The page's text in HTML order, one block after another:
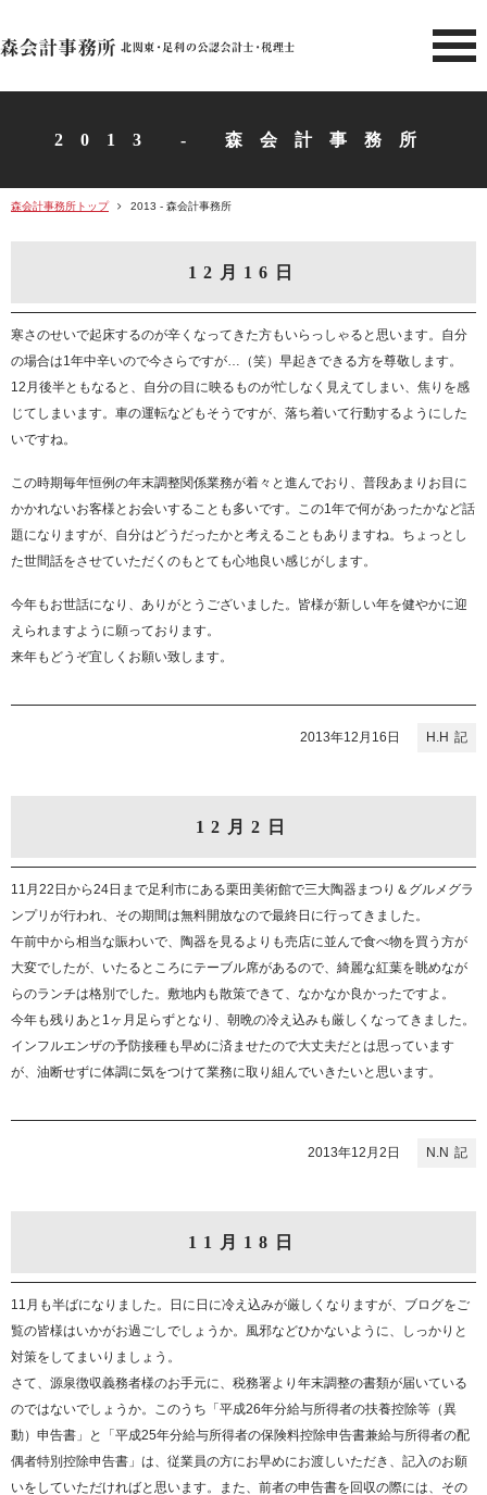
北関東 足利市の公認会計士・
2013 - 森会計事務所
森会計事務所トップ 2013 - 森会計事務所
12月16日
寒さのせいで起床するのが辛くなってきた方もいらっしゃると思います。自分
の場合は1年中辛いので今さらですが…（笑）早起きできる方を尊敬します。
12月後半ともなると、自分の目に映るものが忙しなく見えてしまい、焦りを感
じてしまいます。車の運転などもそうですが、落ち着いて行動するようにした
いですね。
この時期毎年恒例の年末調整関係業務が着々と進んでおり、普段あまりお目に
かかれないお客様とお会いすることも多いです。この1年で何があったかなど話
題になりますが、自分はどうだったかと考えることもありますね。ちょっとし
た世間話をさせていただくのもとても心地良い感じがします。
今年もお世話になり、ありがとうございました。皆様が新しい年を健やかに迎
えられますように願っております。
来年もどうぞ宜しくお願い致します。
H.H
2013年12月16日
12月2日
11月22日から24日まで足利市にある栗田美術館で三大陶器まつり＆グルメグラ
ンプリが行われ、その期間は無料開放なので最終日に行ってきました。
午前中から相当な賑わいで、陶器を見るよりも売店に並んで食べ物を買う方が
大変でしたが、いたるところにテーブル席があるので、綺麗な紅葉を眺めなが
らのランチは格別でした。敷地内も散策できて、なかなか良かったですよ。
今年も残りあと1ヶ月足らずとなり、朝晩の冷え込みも厳しくなってきました。
インフルエンザの予防接種も早めに済ませたので大丈夫だとは思っています
が、油断せずに体調に気をつけて業務に取り組んでいきたいと思います。
N.N
2013年12月2日
11月18日
11月も半ばになりました。日に日に冷え込みが厳しくなりますが、ブログをご
覧の皆様はいかがお過ごしでしょうか。風邪などひかないように、しっかりと
対策をしてまいりましょう。
さて、源泉徴収義務者様のお手元に、税務署より年末調整の書類が届いている
のではないでしょうか。このうち「平成26年分給与所得者の扶養控除等（異
動）申告書」と「平成25年分給与所得者の保険料控除申告書兼給与所得者の配
偶者特別控除申告書」は、従業員の方にお早めにお渡しいただき、記入のお願
いをしていただければと思います。また、前者の申告書を回収の際には、その